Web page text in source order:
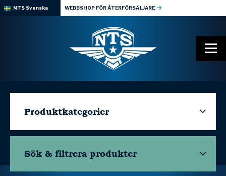
NTS Svenska WEBBSHOP FÖR ÅTERFÖRSÄLJARE
Produktkategorier
Sök & filtrera produkter